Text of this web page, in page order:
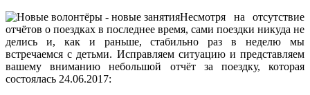
Несмотря на отсутствие
отчётов о поездках в последнее время, сами поездки никуда не
делись и, как и раньше, стабильно раз в неделю мы
встречаемся с детьми. Исправляем ситуацию и представляем
вашему вниманию небольшой отчёт за поездку, которая
состоялась 24.06.2017: